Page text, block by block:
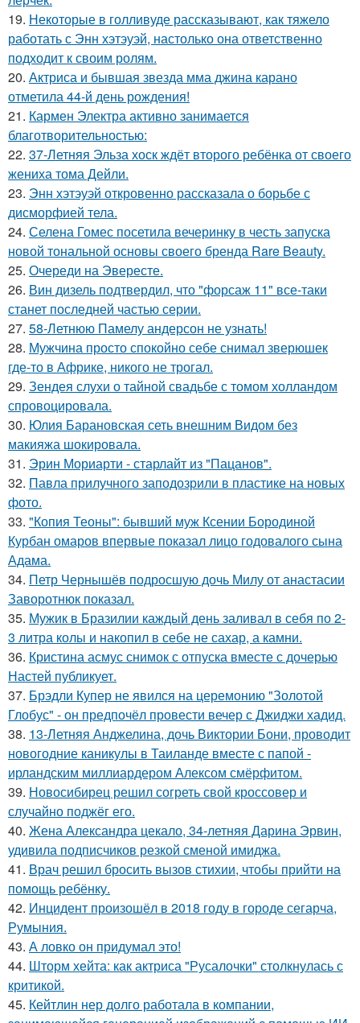
19. Некоторые в голливуде рассказывают, как тяжело
работать с Энн хэтэуэй, настолько она ответственно
подходит к своим ролям.
20. Актриса и бывшая звезда мма джина карано
отметила 44-й день рождения!
21. Кармен Электра активно занимается
благотворительностью:
22. 37-Летняя Эльза хоск ждёт второго ребёнка от своего
жениха тома Дейли.
23. Энн хэтэуэй откровенно рассказала о борьбе с
дисморфией тела.
24. Селена Гомес посетила вечеринку в честь запуска
новой тональной основы своего бренда Rare Beauty.
25. Очереди на Эвересте.
26. Вин дизель подтвердил, что "форсаж 11" все-таки
станет последней частью серии.
27. 58-Летнюю Памелу андерсон не узнать!
28. Мужчина просто спокойно себе снимал зверюшек
где-то в Африке, никого не трогал.
29. Зендея слухи о тайной свадьбе с томом холландом
спровоцировала.
30. Юлия Барановская сеть внешним Видом без
макияжа шокировала.
31. Эрин Мориарти - старлайт из "Пацанов".
32. Павла прилучного заподозрили в пластике на новых
фото.
33. "Копия Теоны": бывший муж Ксении Бородиной
Курбан омаров впервые показал лицо годовалого сына
Адама.
34. Петр Чернышёв подросшую дочь Милу от анастасии
Заворотнюк показал.
35. Мужик в Бразилии каждый день заливал в себя по 2-
3 литра колы и накопил в себе не сахар, а камни.
36. Кристина асмус снимок с отпуска вместе с дочерью
Настей публикует.
37. Брэдли Купер не явился на церемонию "Золотой
Глобус" - он предпочёл провести вечер с Джиджи хадид.
38. 13-Летняя Анджелина, дочь Виктории Бони, проводит
новогодние каникулы в Таиланде вместе с папой -
ирландским миллиардером Алексом смёрфитом.
39. Новосибирец решил согреть свой кроссовер и
случайно поджёг его.
40. Жена Александра цекало, 34-летняя Дарина Эрвин,
удивила подписчиков резкой сменой имиджа.
41. Врач решил бросить вызов стихии, чтобы прийти на
помощь ребёнку.
42. Инцидент произошёл в 2018 году в городе сегарча,
Румыния.
43. А ловко он придумал это!
44. Шторм хейта: как актриса "Русалочки" столкнулась с
критикой.
45. Кейтлин нер долго работала в компании,